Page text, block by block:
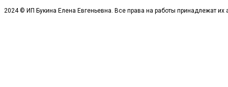
2024 © ИП Букина Елена Евгеньевна. Все права на работы принадлежат их